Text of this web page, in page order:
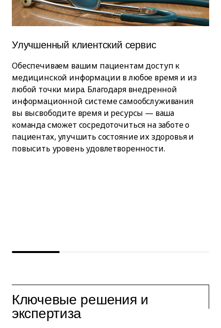
Улучшенный клиентский сервис
Обеспечиваем вашим пациентам доступ к
медицинской информации в любое время и из
любой точки мира. Благодаря внедренной
информационной системе самообслуживания
вы высвободите время и ресурсы — ваша
команда сможет сосредоточиться на заботе о
пациентах, улучшить состояние их здоровья и
повысить уровень удовлетворенности.
Ключевые решения и
экспертиза